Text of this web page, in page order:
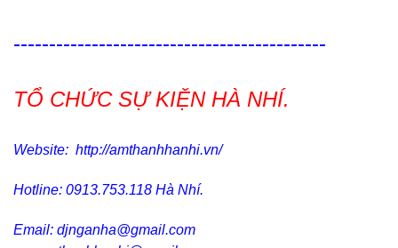
--------------------------------------------
TỔ CHỨC SỰ KIỆN HÀ NHÍ.
Website: http://amthanhhanhi.vn/
Hotline: 0913.753.118 Hà Nhí.
Email: djnganha@gmail.com